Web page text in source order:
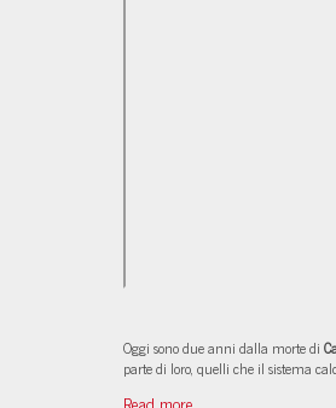
Oggi sono due anni dalla morte di
parte di loro, quelli che il sistema